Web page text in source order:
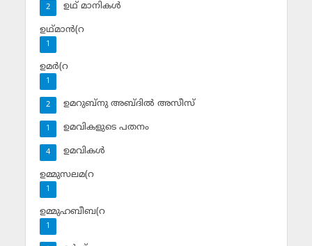
ഉഥ് മാനികള്‍
2
ഉഥ്മാന്‍(റ
1
ഉമര്‍(റ
1
ഉമറുബ്‌നു അബ്ദില്‍ അസീസ്‌
2
ഉമവികളുടെ പതനം
1
ഉമവികള്‍
4
ഉമ്മുസലമ(റ
1
ഉമ്മുഹബീബ(റ
1